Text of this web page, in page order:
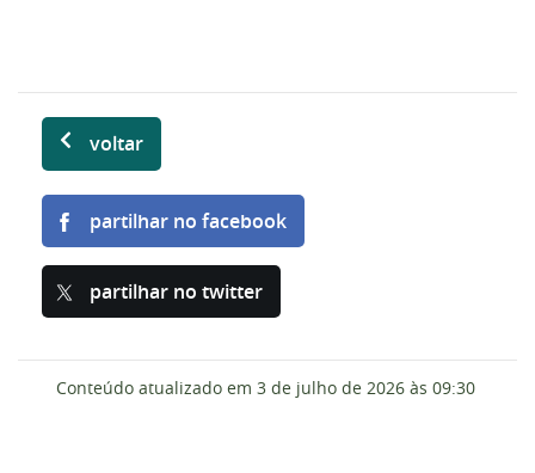
voltar
partilhar no facebook
partilhar no twitter
Conteúdo atualizado em 3 de julho de 2026 às 09:30